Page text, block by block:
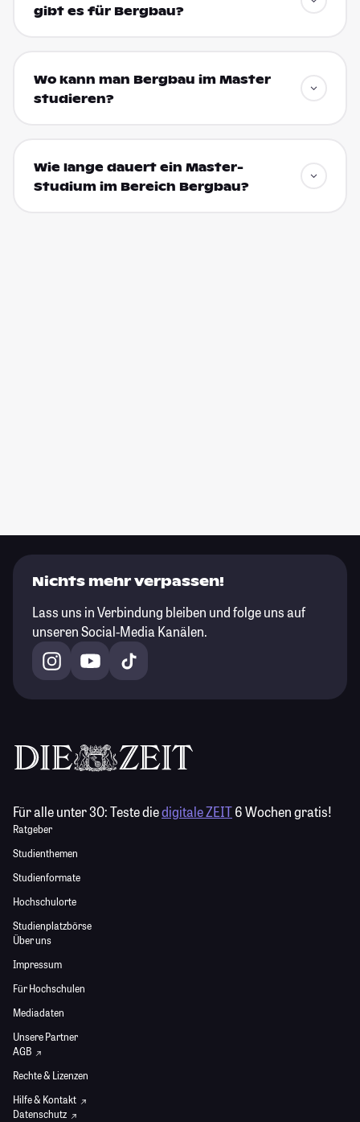
gibt es für Bergbau?
Wo kann man Bergbau im Master
studieren?
Wie lange dauert ein Master-
Studium im Bereich Bergbau?
Nichts mehr verpassen!
Lass uns in Verbindung bleiben und folge uns auf
unseren Social-Media Kanälen.
Für alle unter 30:Teste diedigitale ZEIT6 Wochen gratis!
Ratgeber
Studienthemen
Studienformate
Hochschulorte
Studienplatzbörse
Über uns
Impressum
Für Hochschulen
Mediadaten
Unsere Partner
AGB
Rechte & Lizenzen
Hilfe & Kontakt
Datenschutz